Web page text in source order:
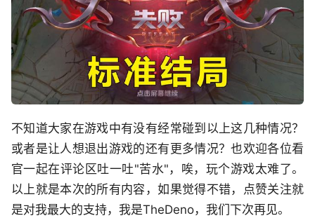
不知道大家在游戏中有没有经常碰到以上这几种情况？
或者是让人想退出游戏的还有更多情况？也欢迎各位看
官一起在评论区吐一吐"苦水"，唉，玩个游戏太难了。
以上就是本次的所有内容，如果觉得不错，点赞关注就
是对我最大的支持，我是TheDeno，我们下次再见。